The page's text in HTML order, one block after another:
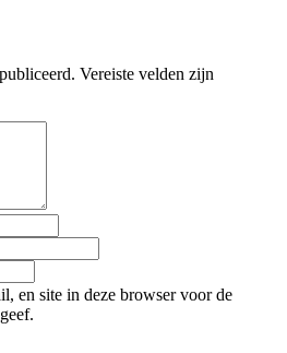
Vereiste velden zijn
en site in deze browser voor de